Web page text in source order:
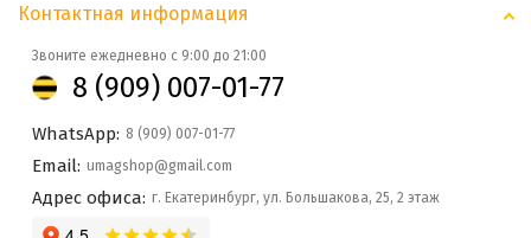
Контактная информация
Звоните ежедневно с 9:00 до 21:00
8 (909) 007-01-77
WhatsApp: 8 (909) 007-01-77
Email: umagshop@gmail.com
Адрес офиса: г. Екатеринбург, ул. Большакова, 25, 2 этаж